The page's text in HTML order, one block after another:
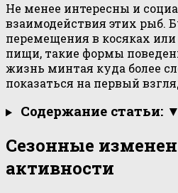
Не менее интересны и
взаимодействия этих рыб.
перемещения в косяках
пищи, такие формы
жизнь минтая куда более
показаться на первый
Содержание статьи: ▼
Сезонные
активности